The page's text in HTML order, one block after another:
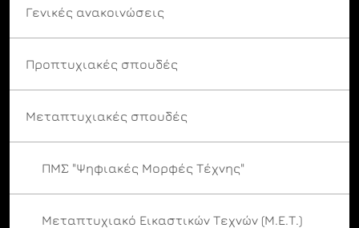
Γενικές ανακοινώσεις
Προπτυχιακές σπουδές
Μεταπτυχιακές σπουδές
ΠΜΣ "Ψηφιακές Μορφές Τέχνης"
Μεταπτυχιακό Εικαστικών Τεχνών (Μ.Ε.Τ.)